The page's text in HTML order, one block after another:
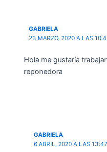
GABRIELA
23 MARZO, 2020 A LAS
Hola me gustaría
reponedora
GABRIELA
6 ABRIL, 2020 A LAS 13:47